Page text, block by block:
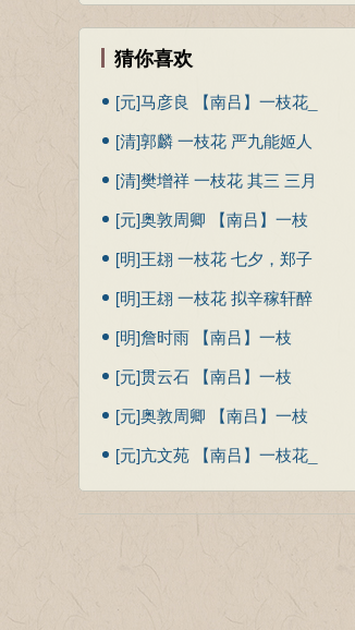
猜你喜欢
[元]马彦良 【南吕】一枝花_
春雨润夭桃
[清]郭麟 一枝花 严九能姬人
张秋月，故外家青衣也，字
以香修，为绘秋江载月图，
寄题其卷
[清]樊增祥 一枝花 其三 三月
初九日过西园，薄阴酿雨，
花木皆有寒色，再叠前韵
[元]奥敦周卿 【南吕】一枝
花 远归
[明]王翃 一枝花 七夕，郑子
京招同谈黄浮屠闇伯小集
（壬午）
[明]王翃 一枝花 拟辛稼轩醉
中作（壬午）
[明]詹时雨 【南吕】一枝
花 丽情_银杏叶凋零
[元]贯云石 【南吕】一枝
花 离闷
[元]奥敦周卿 【南吕】一枝
花_远归年深马
[元]亢文苑 【南吕】一枝花_
为玉梅作人